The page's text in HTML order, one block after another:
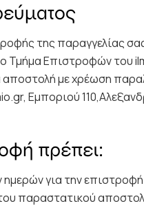
της παραγγελίας
Τμήμα Επιστροφών του
αποστολή με χρέωση
, Εμποριού
πρέπει:
για την
παραστατικού